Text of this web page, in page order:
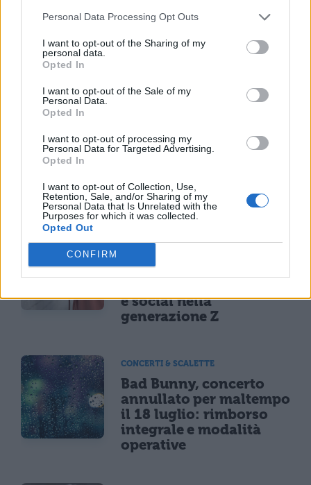
Personal Data Processing Opt Outs
I want to opt-out of the Sharing of my
personal data.
Opted In
I want to opt-out of the Sale of my
Personal Data.
Opted In
I want to opt-out of processing my
Personal Data for Targeted Advertising.
Opted In
I want to opt-out of Collection, Use,
Retention, Sale, and/or Sharing of my
Personal Data that Is Unrelated with the
Purposes for which it was collected.
Opted Out
CONFIRM
minori di 15 anni dal 1°
settembre: come
dell'età
sei a rischio: l'allarme
e social nella
generazione Z
CONCERTI & SCALETTE
Bad Bunny, concerto
annullato per maltempo
il 18 luglio: rimborso
integrale e modalità
operative